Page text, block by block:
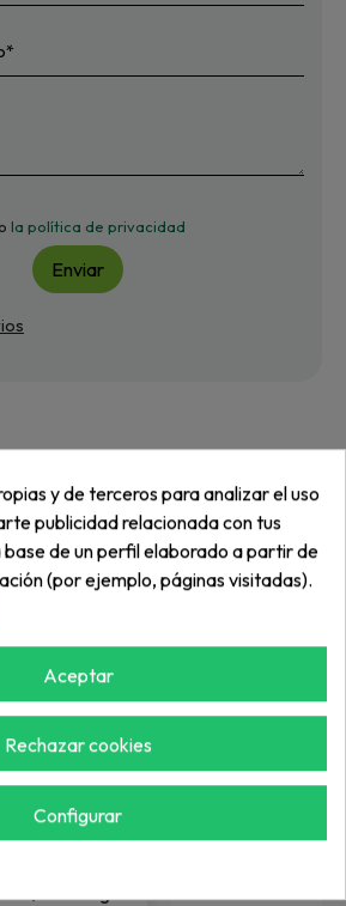
la política de privacidad
Enviar
Más de "Junta"
/ Packing. Junta Tórica
y de terceros para analizar el uso
publicidad relacionada con tus
de un perfil elaborado a partir de
(por ejemplo, páginas visitadas).
Aceptar
Rechazar cookies
Configurar